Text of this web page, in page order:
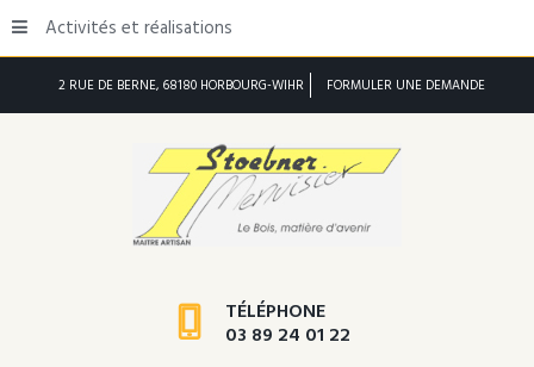
2 RUE DE BERNE, 68180 HORBOURG-WIHR FORMULER UNE DEMANDE
TÉLÉPHONE
03 89 24 01 22
Activités et réalisations